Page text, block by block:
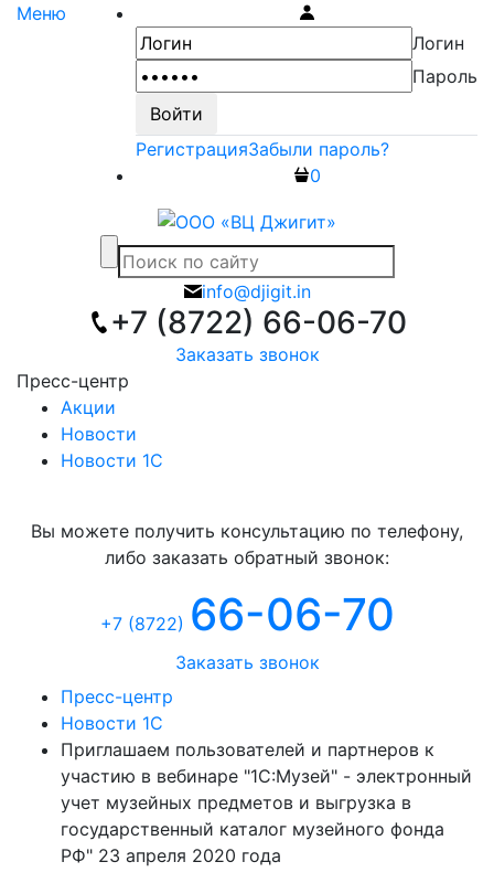
Меню
Логин
Пароль
РегистрацияЗабыли пароль?
0
info@djigit.in
+7 (8722) 66-06-70
Заказать звонок
Пресс-центр
Акции
Новости
Новости 1С
Вы можете получить консультацию по телефону,
либо заказать обратный звонок:
+7 (8722) 66-06-70
Заказать звонок
Пресс-центр
Новости 1С
Приглашаем пользователей и партнеров к
участию в вебинаре "1С:Музей" - электронный
учет музейных предметов и выгрузка в
государственный каталог музейного фонда
РФ" 23 апреля 2020 года